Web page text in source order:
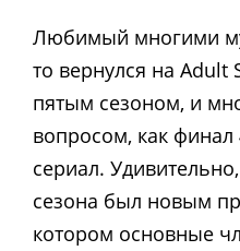
Любимый многими
то вернулся на
пятым сезоном, и
вопросом, как
сериал.
сезона был новым
котором основные